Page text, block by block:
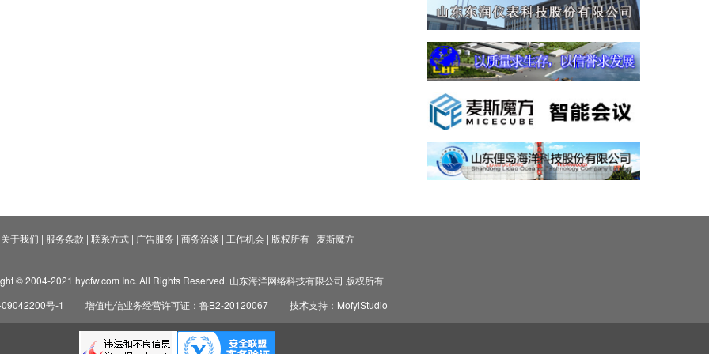
关于我们 | 服务条款 | 联系方式| 广告服务 | 商务洽谈 | 工作机会| 版权所有| 麦斯魔方
© 2004-2021 hycfw.com Inc. All Rights Reserved. 山东海洋网络科技有限公司 版权所有
号-1
增值电信业务经营许可证：鲁B2-20120067 技术支持：MofyiStudio